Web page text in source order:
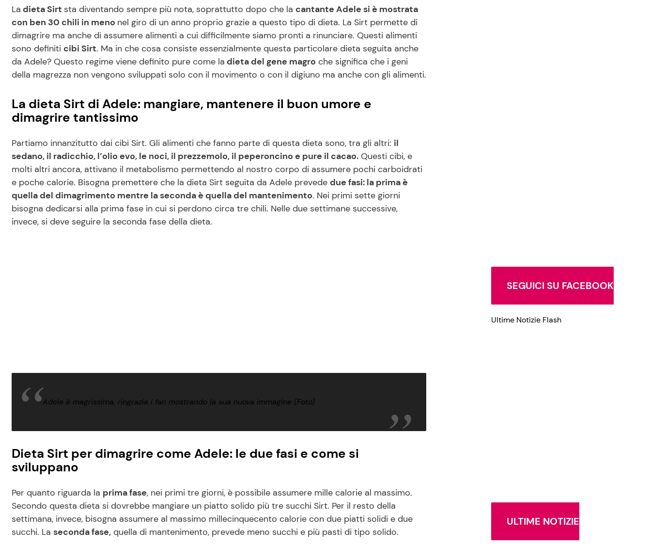
La dieta Sirt sta diventando sempre più nota, soprattutto dopo che la cantante Adele si è mostrata
con ben 30 chili in meno nel giro di un anno proprio grazie a questo tipo di dieta. La Sirt permette di
dimagrire ma anche di assumere alimenti a cui difficilmente siamo pronti a rinunciare. Questi alimenti
sono definiti cibi Sirt. Ma in che cosa consiste essenzialmente questa particolare dieta seguita anche
da Adele? Questo regime viene definito pure come la dieta del gene magro che significa che i geni
della magrezza non vengono sviluppati solo con il movimento o con il digiuno ma anche con gli alimenti.
La dieta Sirt di Adele: mangiare, mantenere il buon umore e
dimagrire tantissimo
Partiamo innanzitutto dai cibi Sirt. Gli alimenti che fanno parte di questa dieta sono, tra gli altri: il
sedano, il radicchio, l’olio evo, le noci, il prezzemolo, il peperoncino e pure il cacao. Questi cibi, e
molti altri ancora, attivano il metabolismo permettendo al nostro corpo di assumere pochi carboidrati
e poche calorie. Bisogna premettere che la dieta Sirt seguita da Adele prevede due fasi: la prima è
quella del dimagrimento mentre la seconda è quella del mantenimento. Nei primi sette giorni
bisogna dedicarsi alla prima fase in cui si perdono circa tre chili. Nelle due settimane successive,
invece, si deve seguire la seconda fase della dieta.
Adele è magrissima, ringrazia i fan mostrando la sua nuova immagine (Foto)
Dieta Sirt per dimagrire come Adele: le due fasi e come si
sviluppano
Per quanto riguarda la prima fase, nei primi tre giorni, è possibile assumere mille calorie al massimo.
Secondo questa dieta si dovrebbe mangiare un piatto solido più tre succhi Sirt. Per il resto della
settimana, invece, bisogna assumere al massimo millecinquecento calorie con due piatti solidi e due
succhi. La seconda fase, quella di mantenimento, prevede meno succhi e più pasti di tipo solido.
SEGUICI SU FACEBOOK
Ultime Notizie Flash
ULTIME NOTIZIE